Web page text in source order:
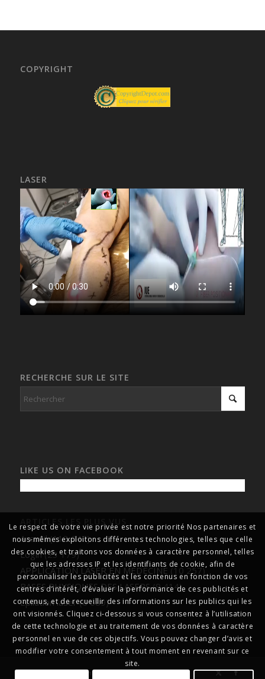
COPYRIGHT
LASER
RECHERCHE SUR LE SITE
LIKE US ON FACEBOOK
ARTICLES LES PLUS VUS
Accueil (113 047)
Login (23 179)
APPLICATION LASER EN MEDECINE (10 257)
BASES PHYSIQUES DES LASERS (9 414)
Epilation laser (6 689)
© Copyrightformationlasersmédicaux
Le respect de votre vie privée est notre priorité Nos partenaires et
nous-mêmes exploitons différentes technologies, telles que celle
des cookies, et traitons vos données à caractère personnel, telles
que les adresses IP et les identifiants de cookie, afin de
personnaliser les publicités et les contenus en fonction de vos
centres d’intérêt, d’évaluer la performance de ces publicités et
contenus, et de recueillir des informations sur les publics qui les
ont visionnés. Cliquez ci-dessous si vous consentez à l’utilisation
de cette technologie et au traitement de vos données à caractère
personnel en vue de ces objectifs. Vous pouvez changer d’avis et
modifier votre consentement à tout moment en revenant sur ce
site.